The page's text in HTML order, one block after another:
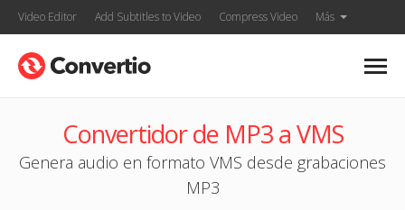
Video Editor Add Subtitles to Video Compress Video Más
Convertidor de MP3 a VMS
Genera audio en formato VMS desde grabaciones
MP3